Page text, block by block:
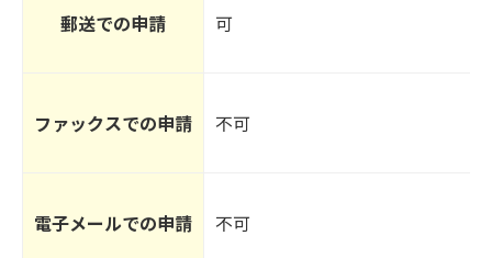
郵送での申請 可
ファックスでの申請 不可
電子メールでの申請 不可